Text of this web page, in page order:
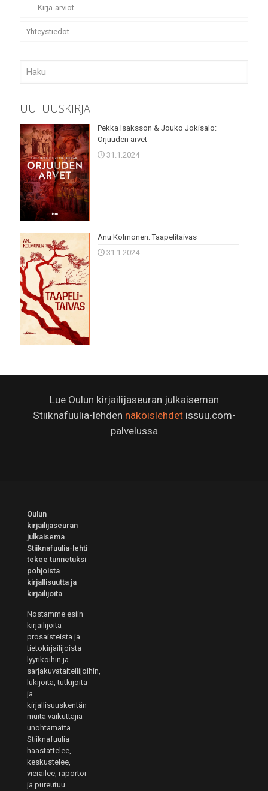
Kirja-arviot
Yhteystiedot
UUTUUSKIRJAT
Pekka Isaksson & Jouko Jokisalo:
Orjuuden arvet
31.1.2024
Anu Kolmonen: Taapelitaivas
31.1.2024
Lue Oulun kirjailijaseuran julkaiseman
Stiiknafuulia-lehden näköislehdetissuu.com-
palvelussa
Oulun
kirjailijaseuran
julkaisema
Stiiknafuulia-lehti
tekee tunnetuksi
pohjoista
kirjallisuutta ja
kirjailijoita
Nostamme esiin
kirjailijoita
prosaisteista ja
tietokirjailijoista
lyyrikoihin ja
sarjakuvataiteilijoihin,
lukijoita, tutkijoita
ja
kirjallisuuskentän
muita vaikuttajia
unohtamatta.
Stiiknafuulia
haastattelee,
keskustelee,
vierailee, raportoi
ja pureutuu.